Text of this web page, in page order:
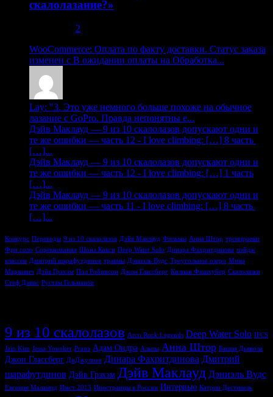
скалолазание?»
2
WooCommerce: Оплата по факту доставки. Статус заказа
изменен с В ожидании оплаты на Обработка...
Lay: "3. Это уже немного больше похоже на обычное
лазание с GoPro. Правда непонятны е...
Дэйв Маклауд — 9 из 10 скалолазов допускают одни и
те же ошибки — часть 12 - I love climbing: […] 8 часть
[…]...
Дэйв Маклауд — 9 из 10 скалолазов допускают одни и
те же ошибки — часть 12 - I love climbing: […] 1 часть
[…]...
Дэйв Маклауд — 9 из 10 скалолазов допускают одни и
те же ошибки — часть 11 - I love climbing: […] 8 часть
[…]...
Конкурс Переводы 9 из 10 скалолазов Дэйв Маклауд Фильмы Анна Штор тренировки
Фри соло Соревнования Шона Кокси Deep Water Solo Динара Фахритдинова пэйдж
классен Дмитрий шарафутдинов травмы Дэниэль Вудс Треугольное озеро Мина
Маркович Дэйв Грэхэм Пол Робинсон Джон Глассберг Килиан Фишхубер Скалолазки
Стеф Дэвис Рустам Гельманов
9 из 10 скалолазов Arco Rock Legends Deep Water Solo IFCS
Jain Kim Jessa Younker Prana Адам Ондра Альпы Анна Штор Башня Дьявола
Джон Глассберг ДиДжулиан Динара Фахритдинова Дмитрий
шарафутдинов Дэйв Грэхэм Дэйв Маклауд Дэниэль Вудс
Евгения Маламид Имст 2013 Иностранцы в России Интервью Катрин Дестивель